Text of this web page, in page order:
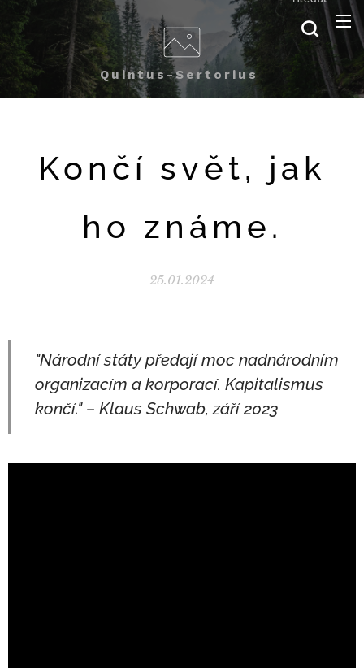
Quintus-Sertorius
Končí svět, jak
ho známe.
25.01.2024
"Národní státy předají moc nadnárodním
organizacím a korporací. Kapitalismus
končí." – Klaus Schwab, září 2023